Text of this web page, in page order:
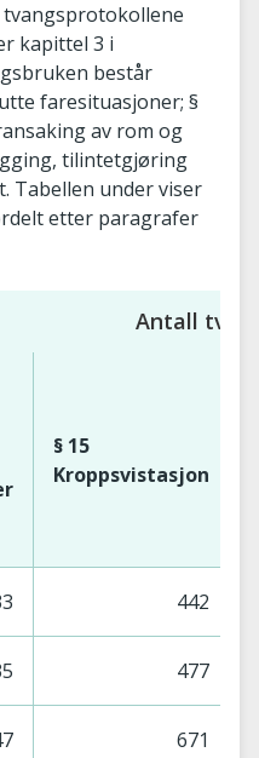
kapittel 3 i
består
faresituasjoner; §
av rom og
tilintetgjøring
Tabellen under viser
etter paragrafer
Antall
§ 15
Kroppsvistasjon
442
477
671